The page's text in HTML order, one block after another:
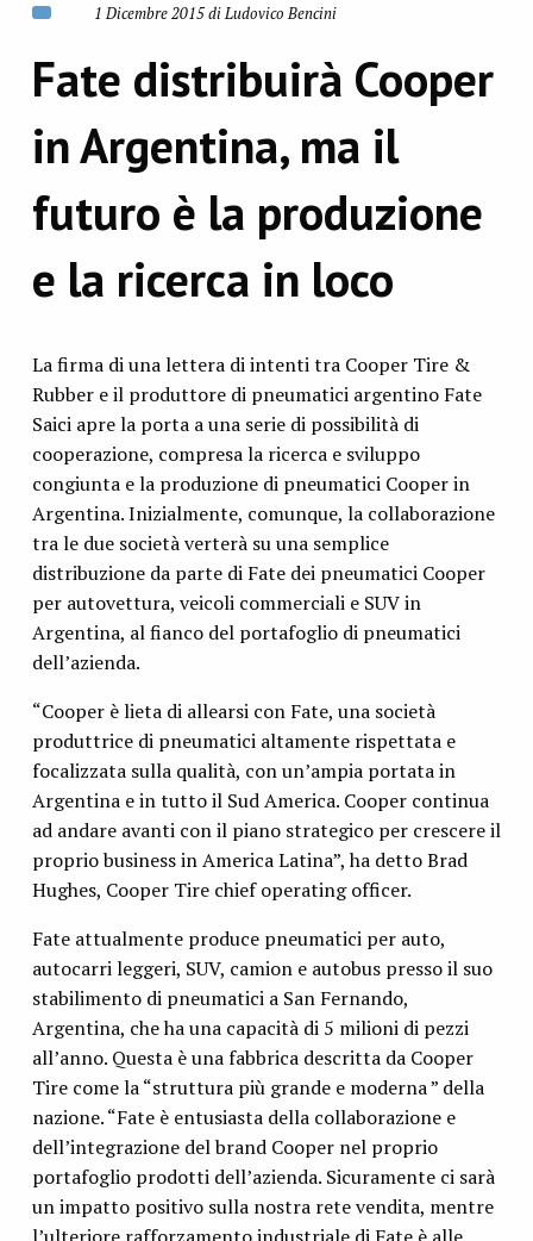
1 Dicembre 2015 di Ludovico Bencini
Fate distribuirà Cooper
in Argentina, ma il
futuro è la produzione
e la ricerca in loco
La firma di una lettera di intenti tra Cooper Tire &
Rubber e il produttore di pneumatici argentino Fate
Saici apre la porta a una serie di possibilità di
cooperazione, compresa la ricerca e sviluppo
congiunta e la produzione di pneumatici Cooper in
Argentina. Inizialmente, comunque, la collaborazione
tra le due società verterà su una semplice
distribuzione da parte di Fate dei pneumatici Cooper
per autovettura, veicoli commerciali e SUV in
Argentina, al fianco del portafoglio di pneumatici
dell’azienda.
“Cooper è lieta di allearsi con Fate, una società
produttrice di pneumatici altamente rispettata e
focalizzata sulla qualità, con un’ampia portata in
Argentina e in tutto il Sud America. Cooper continua
ad andare avanti con il piano strategico per crescere il
proprio business in America Latina”, ha detto Brad
Hughes, Cooper Tire chief operating officer.
Fate attualmente produce pneumatici per auto,
autocarri leggeri, SUV, camion e autobus presso il suo
stabilimento di pneumatici a San Fernando,
Argentina, che ha una capacità di 5 milioni di pezzi
all’anno. Questa è una fabbrica descritta da Cooper
Tire come la “struttura più grande e moderna ” della
nazione. “Fate è entusiasta della collaborazione e
dell’integrazione del brand Cooper nel proprio
portafoglio prodotti dell’azienda. Sicuramente ci sarà
un impatto positivo sulla nostra rete vendita, mentre